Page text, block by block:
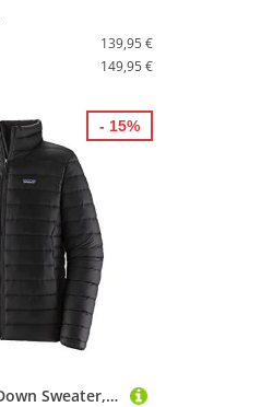
139,95 €
149,95 €
Patagonia, M'S Down Sweater, Jacke, Schwarz, M, Mann
- 15%